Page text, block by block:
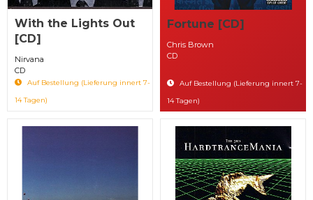
With the Lights Out
[CD]
Nirvana
CD
Auf Bestellung (Lieferung innert 7-
14 Tagen)
Fortune [CD]
Chris Brown
CD
Auf Bestellung (Lieferung innert 7-
14 Tagen)